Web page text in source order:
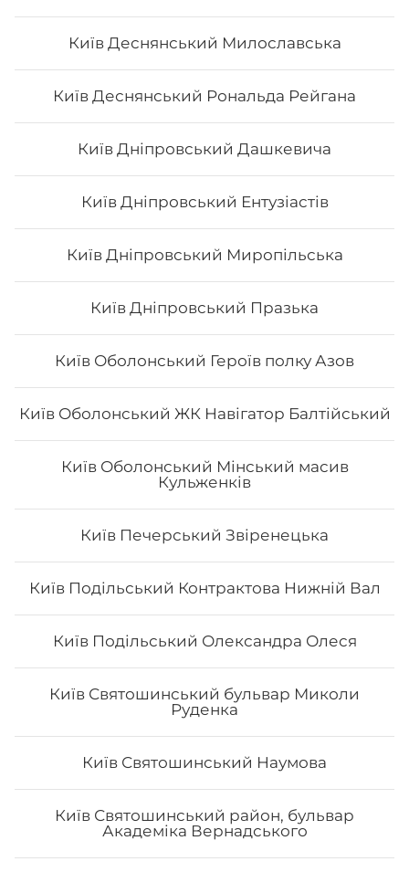
Київ Деснянський Милославська
Київ Деснянський Рональда Рейгана
Київ Дніпровський Дашкевича
Київ Дніпровський Ентузіастів
Київ Дніпровський Миропільська
Київ Дніпровський Празька
Київ Оболонський Героїв полку Азов
Київ Оболонський ЖК Навігатор Балтійський
Київ Оболонський Мінський масив
Кульженків
Київ Печерський Звіренецька
Київ Подільський Контрактова Нижній Вал
Київ Подільський Олександра Олеся
Київ Святошинський бульвар Миколи
Руденка
Київ Святошинський Наумова
Київ Святошинський район, бульвар
Академіка Вернадського
Авторський Мікс рол
257₴ Хочу
Роял класік
Вага: 390 г Склад: Рис, норі, лосось, вугор, манго, сир
Філадельфія, ікра тобіко
392₴